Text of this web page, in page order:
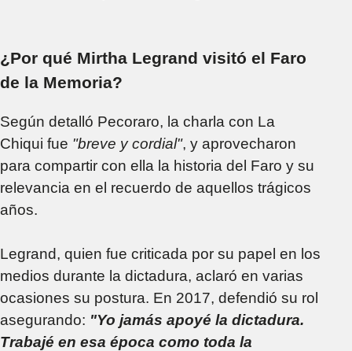
¿Por qué Mirtha Legrand visitó el Faro
de la Memoria?
Según detalló Pecoraro, la charla con La
Chiqui fue "breve y cordial", y aprovecharon
para compartir con ella la historia del Faro y su
relevancia en el recuerdo de aquellos trágicos
años.
Legrand, quien fue criticada por su papel en los
medios durante la dictadura, aclaró en varias
ocasiones su postura. En 2017, defendió su rol
asegurando: "Yo jamás apoyé la dictadura.
Trabajé en esa época como toda la